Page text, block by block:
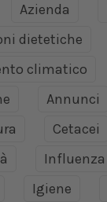
Azienda
dietetiche
climatico
Annunci
Cetacei
Igiene